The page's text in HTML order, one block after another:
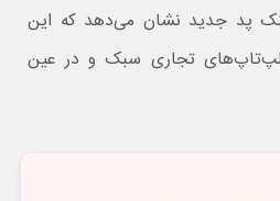
پد جدید نشان می‌دهد که این
تجاری سبک و در عین